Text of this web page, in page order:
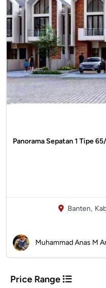
Panorama Sepatan 1 Tipe
Banten,
Muhammad Anas M
Price Range